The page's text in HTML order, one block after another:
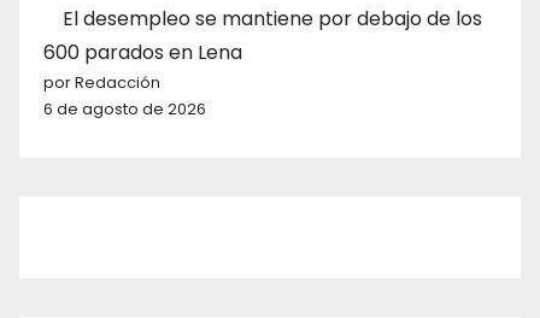
El desempleo se mantiene por debajo de los
600 parados en Lena
por Redacción
6 de agosto de 2026